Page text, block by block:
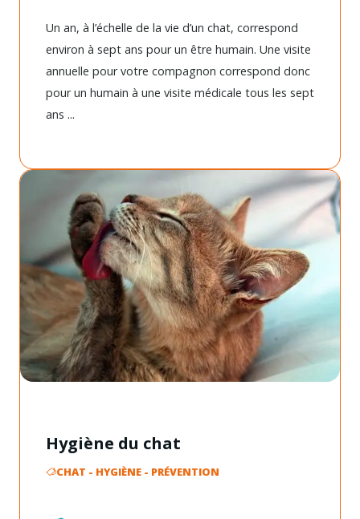
Un an, à l’échelle de la vie d’un chat, correspond
environ à sept ans pour un être humain. Une visite
annuelle pour votre compagnon correspond donc
pour un humain à une visite médicale tous les sept
ans ...
Hygiène du chat
CHAT - HYGIÈNE- PRÉVENTION